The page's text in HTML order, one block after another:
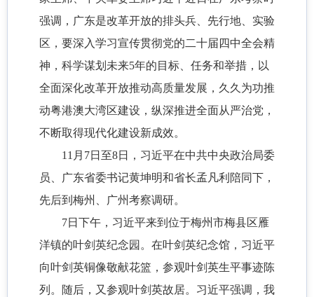
强调，广东是改革开放的排头兵、先行地、实验
区，要深入学习宣传贯彻党的二十届四中全会精
神，科学谋划未来5年的目标、任务和举措，以
全面深化改革开放推动高质量发展，久久为功推
动粤港澳大湾区建设，纵深推进全面从严治党，
不断取得现代化建设新成效。
11月7日至8日，习近平在中共中央政治局委
员、广东省委书记黄坤明和省长孟凡利陪同下，
先后到梅州、广州考察调研。
7日下午，习近平来到位于梅州市梅县区雁
洋镇的叶剑英纪念园。在叶剑英纪念馆，习近平
向叶剑英铜像敬献花篮，参观叶剑英生平事迹陈
列。随后，又参观叶剑英故居。习近平强调，我